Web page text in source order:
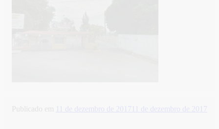
Publicado em 11 de dezembro de 2017 11 de dezembro de 2017